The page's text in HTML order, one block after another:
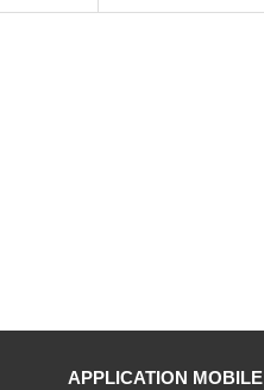
APPLICATION MOBILE